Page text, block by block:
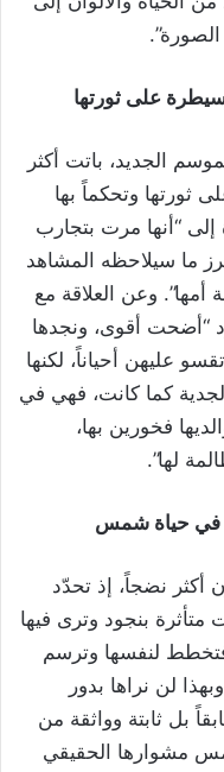
على ثورتها
الجديد، باتت أكثر
ثورتها وتحكماً بها
“أنها مرت بتجارب
ما سيلاحظه المشاهد
أمها”. وعن العلاقة مع
“أضحت أقوى، ونجدها
عليهن أحياناً، لكنها
كما كانت، فهي في
فخورين بها،
لها”.
في حياة شمس
نضجاً، إذ تحدّد
متأثرة بنجود وترى فيها
لنفسها وترسم
لن نراها بدور
بل ثابتة وواثقة من
مشوارها الحقيقي